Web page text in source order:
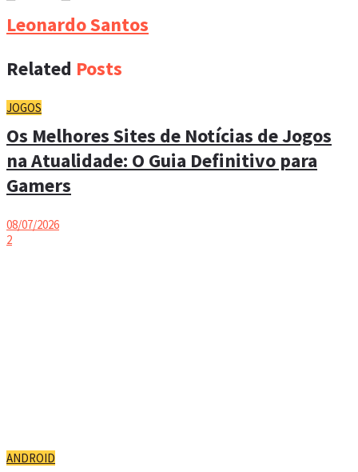
Leonardo Santos
Related Posts
JOGOS
Os Melhores Sites de Notícias de Jogos
na Atualidade: O Guia Definitivo para
Gamers
08/07/2026
2
ANDROID